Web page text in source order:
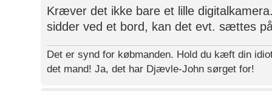
Kræver det ikke bare et lille
sidder ved et bord, kan det evt. sættes
Det er synd for købmanden. Hold du kæft din
det mand! Ja, det har Djævle-John sørget for!